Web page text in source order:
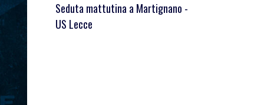
Seduta mattutina a Martignano -
US Lecce